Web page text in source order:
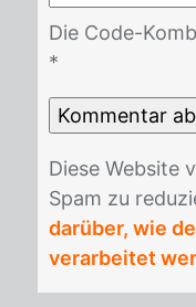
Die Code-
*
Die­se Web­site
Spam zu
darüber, wie
verarbeitet